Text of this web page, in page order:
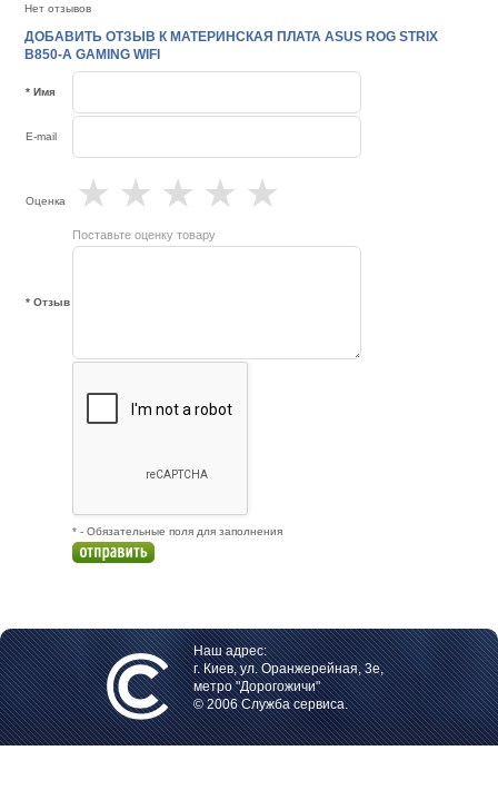
Нет отзывов
ДОБАВИТЬ ОТЗЫВ К МАТЕРИНСКАЯ ПЛАТА ASUS ROG STRIX
B850-A GAMING WIFI
* Имя
E-mail
Оценка ★
★
★
★
★
Поставьте оценку товару
* Отзыв
* - Обязательные поля для заполнения
Наш адрес:
г. Киев, ул. Оранжерейная, 3е,
метро "Дорогожичи"
© 2006 Служба сервиса.